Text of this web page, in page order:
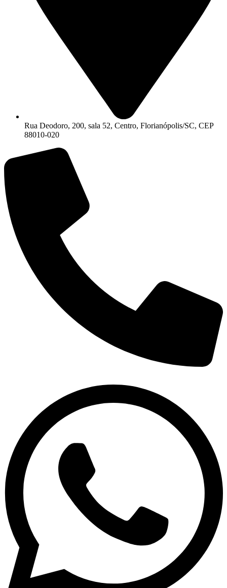
Rua Deodoro, 200, sala 52, Centro, Florianópolis/SC, CEP
88010-020